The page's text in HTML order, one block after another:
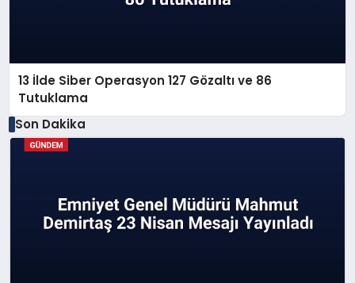
13 İlde Siber Operasyon 127 Gözaltı ve 86
Tutuklama
Son Dakika